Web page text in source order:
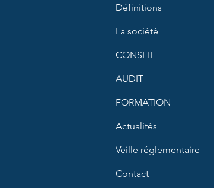
Définitions
La société
CONSEIL
AUDIT
FORMATION
Actualités
Veille réglementaire
Contact